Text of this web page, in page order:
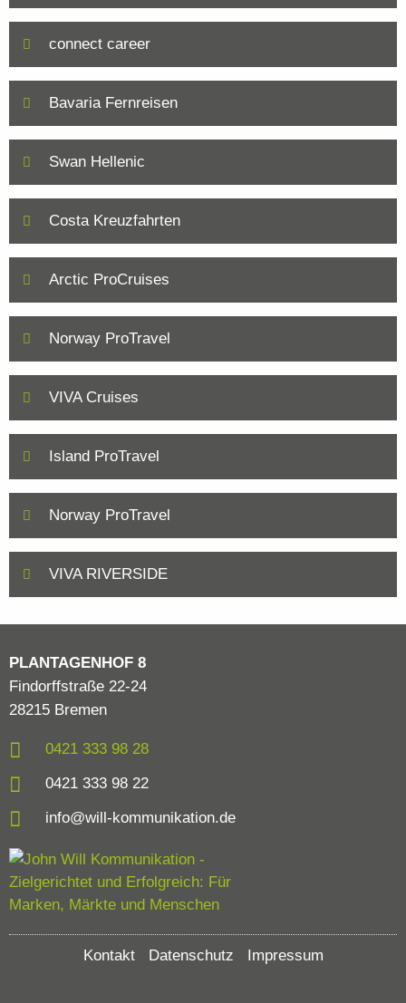
connect career
Bavaria Fernreisen
Swan Hellenic
Costa Kreuzfahrten
Arctic ProCruises
Norway ProTravel
VIVA Cruises
Island ProTravel
Norway ProTravel
VIVA RIVERSIDE
PLANTAGENHOF 8
Findorffstraße 22-24
28215 Bremen
0421 333 98 28
0421 333 98 22
info@will-kommunikation.de
Kontakt Datenschutz Impressum